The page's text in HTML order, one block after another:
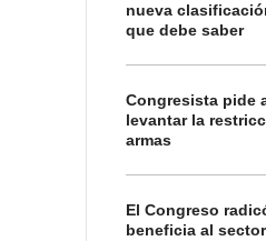
nueva
que debe saber
Congresista pide
levantar la
armas
El Congreso
beneficia al